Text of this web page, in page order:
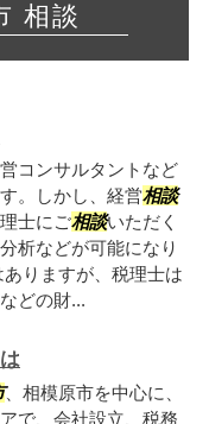
相談
コンサルタントなど
。しかし、経営相談
士にご相談いただく
析などが可能になり
りますが、税理士は
どの財...
、相模原市を中心に、
で、会社設立、税務